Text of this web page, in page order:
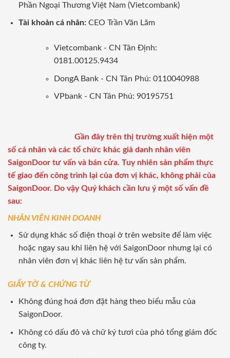
Phần Ngoại Thương Việt Nam (Vietcombank)
Tài khoản cá nhân: CEO Trần Văn Lãm
Vietcombank - CN Tân Định:
0181.00125.9434
DongA Bank - CN Tân Phú: 0110040988
VPbank - CN Tân Phú: 90195751
Gần đây trên thị trường xuất hiện một
số cá nhân và các tổ chức khác giả danh nhân viên
SaigonDoor tư vấn và bán cửa. Tuy nhiên sản phẩm thực
tế giao đến công trình lại của đơn vị khác, không phải của
SaigonDoor. Do vậy Quý khách cần lưu ý một số vấn đề
sau:
NHÂN VIÊN KINH DOANH
Sử dụng khác số điện thoại ở trên website để làm việc
hoặc ngay sau khi liên hệ với SaigonDoor nhưng lại có
nhân viên đơn vị khác liên hệ tư vấn sản phẩm.
GIẤY TỜ & CHỨNG TỪ
Không đúng hoá đơn đặt hàng theo biểu mẫu của
SaigonDoor.
Không có dấu đỏ và chữ ký tươi của phó tổng giám đốc
công ty.